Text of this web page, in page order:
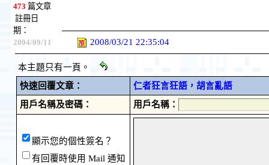
473 篇文章
註冊日
期：
2004/09/11
2008/03/21 22:35:04
本主題只有一頁。
快速回覆文章：
仁者狂言狂語，胡言亂語
用戶名稱及密碼：
用戶名稱：
顯示您的個性簽名？
有回覆時使用 Mail 通知